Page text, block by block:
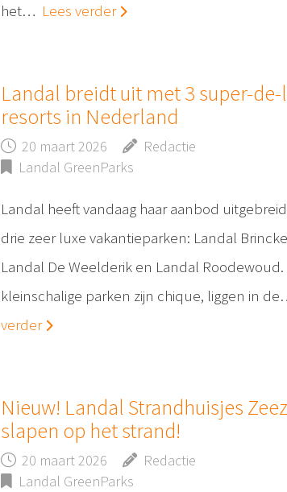
het… Lees verder
Landal breidt uit met 3 super-de-
resorts in Nederland
20 maart 2026
Redactie
Landal GreenParks
Landal heeft vandaag haar aanbod
drie zeer luxe vakantieparken: Landal
Landal De Weelderik en Landal Roodewoud.
kleinschalige parken zijn chique, liggen in
verder
Nieuw! Landal Strandhuisjes
slapen op het strand!
20 maart 2026
Redactie
Landal GreenParks